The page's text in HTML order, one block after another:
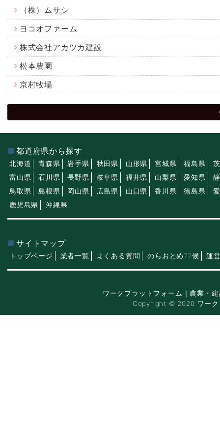
（株）ムサシ
ヨコオファーム
株式会社アカツカ建設
松本農園
京村牧場
都道府県から探す
北海道 青森県 岩手県 秋田県 山形県 宮城県 福島県
富山県
石川県 長野県 岐阜県 福井県 山梨県 愛知県
鳥取県
島根県 岡山県 広島県 山口県 香川県 徳島県
鹿児島県
沖縄県
サイトマップ
トップページ 業者一覧 よくある質問 のらおとめ72候 運
ワークプラットフォーム｜農業・
Copyright © 2020 ワーク